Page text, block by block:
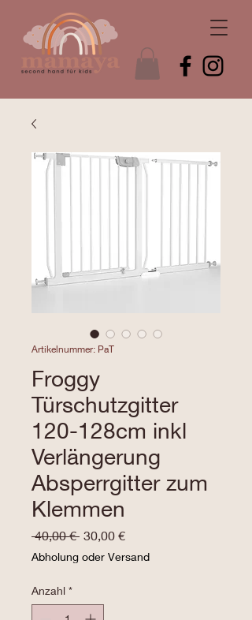
Artikelnummer: PaT
Froggy
Türschutzgitter
120-128cm inkl
Verlängerung
Absperrgitter zum
Klemmen
40,00 € Standardpreis
30,00 €Sale-
Abholung oder Versand
Anzahl *